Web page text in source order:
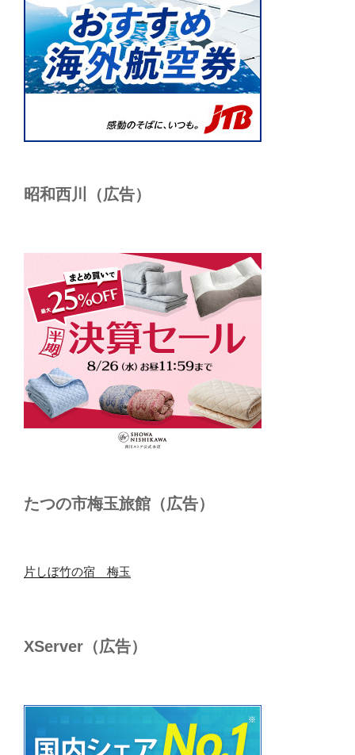
昭和西川（広告）
たつの市梅玉旅館（広告）
片しぼ竹の宿 梅玉
XServer（広告）